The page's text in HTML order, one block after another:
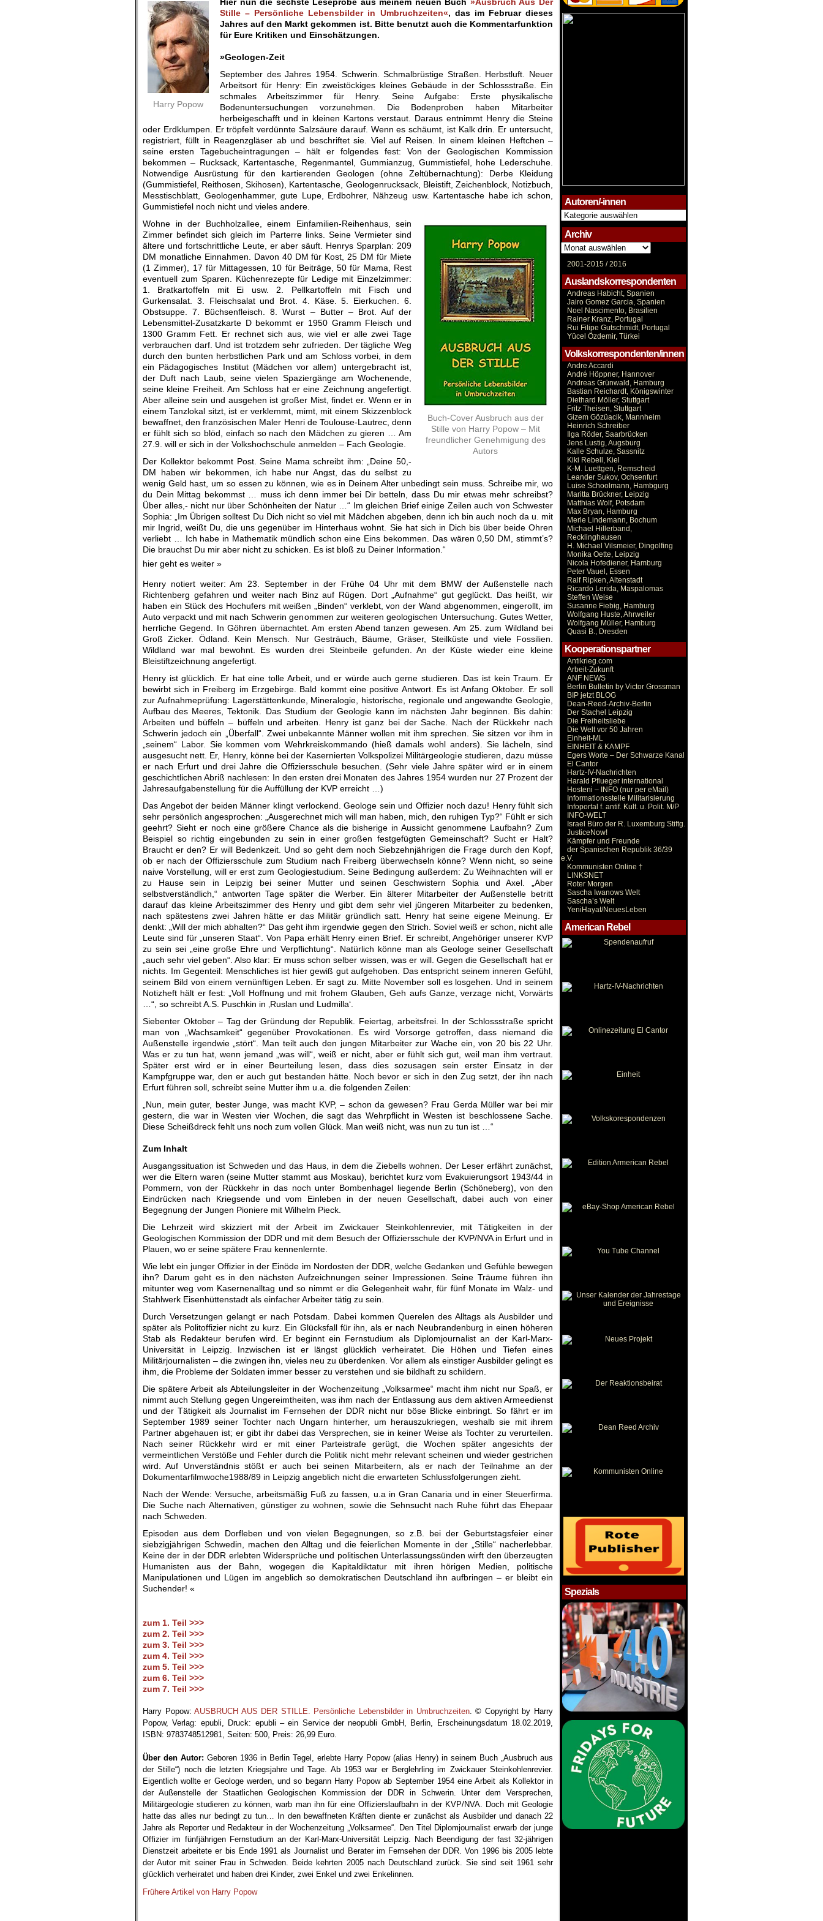
Harry Popow
Stille – Persönliche Lebensbilder in Umbruchzeiten«, das im Februar dieses
Jahres auf den Markt gekommen ist. Bitte benutzt auch die Kommentarfunktion
für Eure Kritiken und Einschätzungen.
»Geologen-Zeit
September des Jahres 1954. Schwerin. Schmalbrüstige Straßen. Herbstluft. Neuer
Arbeitsort für Henry: Ein zweistöckiges kleines Gebäude in der Schlossstraße. Ein
schmales Arbeitszimmer für Henry. Seine Aufgabe: Erste physikalische
Bodenuntersuchungen vorzunehmen. Die Bodenproben haben Mitarbeiter
herbeigeschafft und in kleinen Kartons verstaut. Daraus entnimmt Henry die Steine
oder Erdklumpen. Er tröpfelt verdünnte Salzsäure darauf. Wenn es schäumt, ist Kalk drin. Er untersucht,
registriert, füllt in Reagenzgläser ab und beschriftet sie. Viel auf Reisen. In einem kleinen Heftchen –
seine ersten Tagebucheintragungen – hält er folgendes fest: Von der Geologischen Kommission
bekommen – Rucksack, Kartentasche, Regenmantel, Gummianzug, Gummistiefel, hohe Lederschuhe.
Notwendige Ausrüstung für den kartierenden Geologen (ohne Zeltübernachtung): Derbe Kleidung
(Gummistiefel, Reithosen, Skihosen), Kartentasche, Geologenrucksack, Bleistift, Zeichenblock, Notizbuch,
Messtischblatt, Geologenhammer, gute Lupe, Erdbohrer, Nähzeug usw. Kartentasche habe ich schon,
Gummistiefel noch nicht und vieles andere.
Buch-Cover Ausbruch aus der
Stille von Harry Popow – Mit
freundlicher Genehmigung des
Autors
Wohne in der Buchholzallee, einem Einfamilien-Reihenhaus, sein
Zimmer befindet sich gleich im Parterre links. Seine Vermieter sind
ältere und fortschrittliche Leute, er aber säuft. Henrys Sparplan: 209
DM monatliche Einnahmen. Davon 40 DM für Kost, 25 DM für Miete
(1 Zimmer), 17 für Mittagessen, 10 für Beiträge, 50 für Mama, Rest
eventuell zum Sparen. Küchenrezepte für Ledige mit Einzelzimmer:
1. Bratkartoffeln mit Ei usw. 2. Pellkartoffeln mit Fisch und
Gurkensalat. 3. Fleischsalat und Brot. 4. Käse. 5. Eierkuchen. 6.
Obstsuppe. 7. Büchsenfleisch. 8. Wurst – Butter – Brot. Auf der
Lebensmittel-Zusatzkarte D bekommt er 1950 Gramm Fleisch und
1300 Gramm Fett. Er rechnet sich aus, wie viel er alle zwei Tage
verbrauchen darf. Und ist trotzdem sehr zufrieden. Der tägliche Weg
durch den bunten herbstlichen Park und am Schloss vorbei, in dem
ein Pädagogisches Institut (Mädchen vor allem) untergebracht ist,
der Duft nach Laub, seine vielen Spaziergänge am Wochenende,
seine kleine Freiheit. Am Schloss hat er eine Zeichnung angefertigt.
Aber alleine sein und ausgehen ist großer Mist, findet er. Wenn er in
einem Tanzlokal sitzt, ist er verklemmt, mimt, mit einem Skizzenblock
bewaffnet, den französischen Maler Henri de Toulouse-Lautrec, denn
er fühlt sich so blöd, einfach so nach den Mädchen zu gieren … Am
27.9. will er sich in der Volkshochschule anmelden – Fach Geologie.
Der Kollektor bekommt Post. Seine Mama schreibt ihm: „Deine 50,-
DM haben wir bekommen, ich habe nur Angst, das du selbst zu
wenig Geld hast, um so essen zu können, wie es in Deinem Alter unbedingt sein muss. Schreibe mir, wo
du Dein Mittag bekommst … muss ich denn immer bei Dir betteln, dass Du mir etwas mehr schreibst?
Über alles,- nicht nur über Schönheiten der Natur …“ Im gleichen Brief einige Zeilen auch von Schwester
Sophia: „Im Übrigen solltest Du Dich nicht so viel mit Mädchen abgeben, denn ich bin auch noch da u. mit
mir Ingrid, weißt Du, die uns gegenüber im Hinterhaus wohnt. Sie hat sich in Dich bis über beide Ohren
verliebt … Ich habe in Mathematik mündlich schon eine Eins bekommen. Das wären 0,50 DM, stimmt’s?
Die brauchst Du mir aber nicht zu schicken. Es ist bloß zu Deiner Information.“
hier geht es weiter »
Henry notiert weiter: Am 23. September in der Frühe 04 Uhr mit dem BMW der Außenstelle nach
Richtenberg gefahren und weiter nach Binz auf Rügen. Dort „Aufnahme“ gut geglückt. Das heißt, wir
haben ein Stück des Hochufers mit weißen „Binden“ verklebt, von der Wand abgenommen, eingerollt, im
Auto verpackt und mit nach Schwerin genommen zur weiteren geologischen Untersuchung. Gutes Wetter,
herrliche Gegend. In Göhren übernachtet. Am ersten Abend tanzen gewesen. Am 25. zum Wildland bei
Groß Zicker. Ödland. Kein Mensch. Nur Gesträuch, Bäume, Gräser, Steilküste und viele Fossilien.
Wildland war mal bewohnt. Es wurden drei Steinbeile gefunden. An der Küste wieder eine kleine
Bleistiftzeichnung angefertigt.
Henry ist glücklich. Er hat eine tolle Arbeit, und er würde auch gerne studieren. Das ist kein Traum. Er
bewirbt sich in Freiberg im Erzgebirge. Bald kommt eine positive Antwort. Es ist Anfang Oktober. Er soll
zur Aufnahmeprüfung: Lagerstättenkunde, Mineralogie, historische, regionale und angewandte Geologie,
Aufbau des Meeres, Tektonik. Das Studium der Geologie kann im nächsten Jahr beginnen. Bis dahin:
Arbeiten und büffeln – büffeln und arbeiten. Henry ist ganz bei der Sache. Nach der Rückkehr nach
Schwerin jedoch ein „Überfall“. Zwei unbekannte Männer wollen mit ihm sprechen. Sie sitzen vor ihm in
„seinem“ Labor. Sie kommen vom Wehrkreiskommando (hieß damals wohl anders). Sie lächeln, sind
ausgesucht nett. Er, Henry, könne bei der Kasernierten Volkspolizei Militärgeologie studieren, dazu müsse
er nach Erfurt und drei Jahre die Offiziersschule besuchen. (Sehr viele Jahre später wird er in einem
geschichtlichen Abriß nachlesen: In den ersten drei Monaten des Jahres 1954 wurden nur 27 Prozent der
Jahresaufgabenstellung für die Auffüllung der KVP erreicht …)
Das Angebot der beiden Männer klingt verlockend. Geologe sein und Offizier noch dazu! Henry fühlt sich
sehr persönlich angesprochen: „Ausgerechnet mich will man haben, mich, den ruhigen Typ?“ Fühlt er sich
geehrt? Sieht er noch eine größere Chance als die bisherige in Aussicht genommene Laufbahn? Zum
Beispiel so richtig eingebunden zu sein in einer großen festgefügten Gemeinschaft? Sucht er Halt?
Braucht er den? Er will Bedenkzeit. Und so geht dem noch Siebzehnjährigen die Frage durch den Kopf,
ob er nach der Offiziersschule zum Studium nach Freiberg überwechseln könne? Wenn nicht, so seine
naive Vorstellung, will er erst zum Geologiestudium. Seine Bedingung außerdem: Zu Weihnachten will er
zu Hause sein in Leipzig bei seiner Mutter und seinen Geschwistern Sophia und Axel. „Aber
selbstverständlich,“ antworten Tage später die Werber. Ein älterer Mitarbeiter der Außenstelle betritt
darauf das kleine Arbeitszimmer des Henry und gibt dem sehr viel jüngeren Mitarbeiter zu bedenken,
nach spätestens zwei Jahren hätte er das Militär gründlich satt. Henry hat seine eigene Meinung. Er
denkt: „Will der mich abhalten?“ Das geht ihm irgendwie gegen den Strich. Soviel weiß er schon, nicht alle
Leute sind für „unseren Staat“. Von Papa erhält Henry einen Brief. Er schreibt, Angehöriger unserer KVP
zu sein sei „eine große Ehre und Verpflichtung“. Natürlich könne man als Geologe seiner Gesellschaft
„auch sehr viel geben“. Also klar: Er muss schon selber wissen, was er will. Gegen die Gesellschaft hat er
nichts. Im Gegenteil: Menschliches ist hier gewiß gut aufgehoben. Das entspricht seinem inneren Gefühl,
seinem Bild von einem vernünftigen Leben. Er sagt zu. Mitte November soll es losgehen. Und in seinem
Notizheft hält er fest: „Voll Hoffnung und mit frohem Glauben, Geh aufs Ganze, verzage nicht, Vorwärts
…“, so schreibt A.S. Puschkin in ‚Ruslan und Ludmilla‘.
Siebenter Oktober – Tag der Gründung der Republik. Feiertag, arbeitsfrei. In der Schlossstraße spricht
man von „Wachsamkeit“ gegenüber Provokationen. Es wird Vorsorge getroffen, dass niemand die
Außenstelle irgendwie „stört“. Man teilt auch den jungen Mitarbeiter zur Wache ein, von 20 bis 22 Uhr.
Was er zu tun hat, wenn jemand „was will“, weiß er nicht, aber er fühlt sich gut, weil man ihm vertraut.
Später erst wird er in einer Beurteilung lesen, dass dies sozusagen sein erster Einsatz in der
Kampfgruppe war, den er auch gut bestanden hätte. Noch bevor er sich in den Zug setzt, der ihn nach
Erfurt führen soll, schreibt seine Mutter ihm u.a. die folgenden Zeilen:
„Nun, mein guter, bester Junge, was macht KVP, – schon da gewesen? Frau Gerda Müller war bei mir
gestern, die war in Westen vier Wochen, die sagt das Wehrpflicht in Westen ist beschlossene Sache.
Diese Scheißdreck fehlt uns noch zum vollen Glück. Man weiß nicht, was nun zu tun ist …“
Zum Inhalt
Ausgangssituation ist Schweden und das Haus, in dem die Ziebells wohnen. Der Leser erfährt zunächst,
wer die Eltern waren (seine Mutter stammt aus Moskau), berichtet kurz vom Evakuierungsort 1943/44 in
Pommern, von der Rückkehr in das noch unter Bombenhagel liegende Berlin (Schöneberg), von den
Eindrücken nach Kriegsende und vom Einleben in der neuen Gesellschaft, dabei auch von einer
Begegnung der Jungen Pioniere mit Wilhelm Pieck.
Die Lehrzeit wird skizziert mit der Arbeit im Zwickauer Steinkohlenrevier, mit Tätigkeiten in der
Geologischen Kommission der DDR und mit dem Besuch der Offiziersschule der KVP/NVA in Erfurt und in
Plauen, wo er seine spätere Frau kennenlernte.
Wie lebt ein junger Offizier in der Einöde im Nordosten der DDR, welche Gedanken und Gefühle bewegen
ihn? Darum geht es in den nächsten Aufzeichnungen seiner Impressionen. Seine Träume führen ihn
mitunter weg vom Kasernenalltag und so nimmt er die Gelegenheit wahr, für fünf Monate im Walz- und
Stahlwerk Eisenhüttenstadt als einfacher Arbeiter tätig zu sein.
Durch Versetzungen gelangt er nach Potsdam. Dabei kommen Querelen des Alltags als Ausbilder und
später als Politoffizier nicht zu kurz. Ein Glücksfall für ihn, als er nach Neubrandenburg in einen höheren
Stab als Redakteur berufen wird. Er beginnt ein Fernstudium als Diplomjournalist an der Karl-Marx-
Universität in Leipzig. Inzwischen ist er längst glücklich verheiratet. Die Höhen und Tiefen eines
Militärjournalisten – die zwingen ihn, vieles neu zu überdenken. Vor allem als einstiger Ausbilder gelingt es
ihm, die Probleme der Soldaten immer besser zu verstehen und sie bildhaft zu schildern.
Die spätere Arbeit als Abteilungsleiter in der Wochenzeitung „Volksarmee“ macht ihm nicht nur Spaß, er
nimmt auch Stellung gegen Ungereimtheiten, was ihm nach der Entlassung aus dem aktiven Armeedienst
und der Tätigkeit als Journalist im Fernsehen der DDR nicht nur böse Blicke einbringt. So fährt er im
September 1989 seiner Tochter nach Ungarn hinterher, um herauszukriegen, weshalb sie mit ihrem
Partner abgehauen ist; er gibt ihr dabei das Versprechen, sie in keiner Weise als Tochter zu verurteilen.
Nach seiner Rückkehr wird er mit einer Parteistrafe gerügt, die Wochen später angesichts der
vermeintlichen Verstöße und Fehler durch die Politik nicht mehr relevant scheinen und wieder gestrichen
wird. Auf Unverständnis stößt er auch bei seinen Mitarbeitern, als er nach der Teilnahme an der
Dokumentarfilmwoche1988/89 in Leipzig angeblich nicht die erwarteten Schlussfolgerungen zieht.
Nach der Wende: Versuche, arbeitsmäßig Fuß zu fassen, u.a in Gran Canaria und in einer Steuerfirma.
Die Suche nach Alternativen, günstiger zu wohnen, sowie die Sehnsucht nach Ruhe führt das Ehepaar
nach Schweden.
Episoden aus dem Dorfleben und von vielen Begegnungen, so z.B. bei der Geburtstagsfeier einer
siebzigjährigen Schwedin, machen den Alltag und die feierlichen Momente in der „Stille“ nacherlebbar.
Keine der in der DDR erlebten Widersprüche und politischen Unterlassungssünden wirft den überzeugten
Humanisten aus der Bahn, wogegen die Kapitaldiktatur mit ihren hörigen Medien, politische
Manipulationen und Lügen im angeblich so demokratischen Deutschland ihn aufbringen – er bleibt ein
Suchender! «
zum 1. Teil >>>
zum 2. Teil >>>
zum 3. Teil >>>
zum 4. Teil >>>
zum 5. Teil >>>
zum 6. Teil >>>
zum 7. Teil >>>
Harry Popow:AUSBRUCH AUS DER STILLE. Persönliche Lebensbilder in Umbruchzeiten. © Copyright by Harry
Popow, Verlag: epubli, Druck: epubli – ein Service der neopubli GmbH, Berlin, Erscheinungsdatum 18.02.2019,
ISBN: 9783748512981, Seiten: 500, Preis: 26,99 Euro.
Über den Autor: Geboren 1936 in Berlin Tegel, erlebte Harry Popow (alias Henry) in seinem Buch „Ausbruch aus
der Stille“) noch die letzten Kriegsjahre und Tage. Ab 1953 war er Berglehrling im Zwickauer Steinkohlenrevier.
Eigentlich wollte er Geologe werden, und so begann Harry Popow ab September 1954 eine Arbeit als Kollektor in
der Außenstelle der Staatlichen Geologischen Kommission der DDR in Schwerin. Unter dem Versprechen,
Militärgeologie studieren zu können, warb man ihn für eine Offizierslaufbahn in der KVP/NVA. Doch mit Geologie
hatte das alles nur bedingt zu tun… In den bewaffneten Kräften diente er zunächst als Ausbilder und danach 22
Jahre als Reporter und Redakteur in der Wochenzeitung „Volksarmee“. Den Titel Diplomjournalist erwarb der junge
Offizier im fünfjährigen Fernstudium an der Karl-Marx-Universität Leipzig. Nach Beendigung der fast 32-jährigen
Dienstzeit arbeitete er bis Ende 1991 als Journalist und Berater im Fernsehen der DDR. Von 1996 bis 2005 lebte
der Autor mit seiner Frau in Schweden. Beide kehrten 2005 nach Deutschland zurück. Sie sind seit 1961 sehr
glücklich verheiratet und haben drei Kinder, zwei Enkel und zwei Enkelinnen.
Frühere Artikel von Harry Popow
Autoren/-innen
Autoren/-
innen
Archiv
Archiv
2001-2015 /2016
Auslandskorrespondenten
Andreas Habicht, Spanien
Jairo Gomez Garcia, Spanien
Noel Nascimento, Brasilien
Rainer Kranz, Portugal
Rui Filipe Gutschmidt, Portugal
Yücel Özdemir, Türkei
Volkskorrespondenten/innen
Andre Accardi
André Höppner, Hannover
Andreas Grünwald, Hamburg
Bastian Reichardt, Königswinter
Diethard Möller, Stuttgart
Fritz Theisen, Stuttgart
Gizem Gözüacik, Mannheim
Heinrich Schreiber
Ilga Röder, Saarbrücken
Jens Lustig, Augsburg
Kalle Schulze, Sassnitz
Kiki Rebell, Kiel
K-M. Luettgen, Remscheid
Leander Sukov, Ochsenfurt
Luise Schoolmann, Hambgurg
Maritta Brückner, Leipzig
Matthias Wolf, Potsdam
Max Bryan, Hamburg
Merle Lindemann, Bochum
Michael Hillerband,
Recklinghausen
H. Michael Vilsmeier, Dingolfing
Monika Oette, Leipzig
Nicola Hofediener, Hamburg
Peter Vauel, Essen
Ralf Ripken, Altenstadt
Ricardo Lerida, Maspalomas
Steffen Weise
Susanne Fiebig, Hamburg
Wolfgang Huste, Ahrweiler
Wolfgang Müller, Hamburg
Quasi B., Dresden
Kooperationspartner
Antikrieg.com
Arbeit-Zukunft
ANF NEWS
Berlin Bulletin by Victor Grossman
BIP jetzt BLOG
Dean-Reed-Archiv-Berlin
Der Stachel Leipzig
Die Freiheitsliebe
Die Welt vor 50 Jahren
Einheit-ML
EINHEIT & KAMPF
Egers Worte – Der Schwarze Kanal
El Cantor
Hartz-IV-Nachrichten
Harald Pflueger international
Hosteni – INFO (nur per eMail)
Informationsstelle Militarisierung
Infoportal f. antif. Kult. u. Polit. M/P
INFO-WELT
Israel Büro der R. Luxemburg Stiftg.
JusticeNow!
Kämpfer und Freunde
der Spanischen Republik 36/39
e.V.
Kommunisten Online †
LINKSNET
Roter Morgen
Sascha Iwanows Welt
Sascha’s Welt
YeniHayat/NeuesLeben
American Rebel
Spezials